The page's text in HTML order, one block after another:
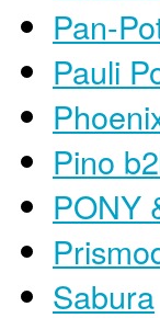
Pan-
Pauli
Pino
PONY
Sabura